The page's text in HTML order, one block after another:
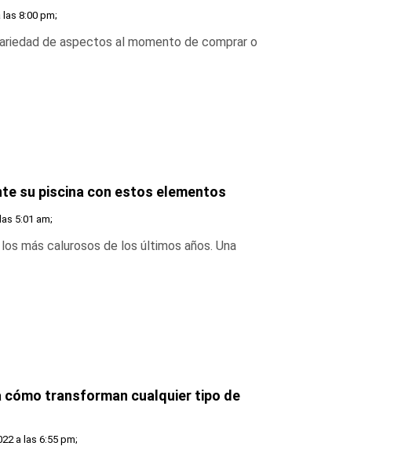
las 8:00 pm;
de aspectos al momento de comprar o
su piscina con estos elementos
5:01 am;
más calurosos de los últimos años. Una
cómo transforman cualquier tipo de
a las 6:55 pm;